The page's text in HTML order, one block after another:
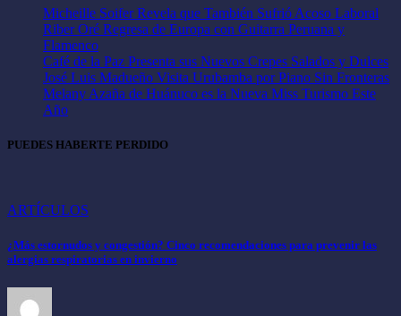
Micheille Soifer Revela que También Sufrió Acoso Laboral
Riber Oré Regresa de Europa con Guitarra Peruana y
Flamenco
Café de la Paz Presenta sus Nuevos Crepes Salados y Dulces
José Luis Madueño Visita Urubamba por Piano Sin Fronteras
Melany Azaña de Huánuco es la Nueva Miss Turismo Este
Año
PUEDES HABERTE PERDIDO
ARTÍCULOS
¿Más estornudos y congestión? Cinco recomendaciones para prevenir las
alergias respiratorias en invierno